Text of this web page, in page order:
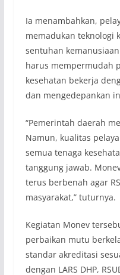
Ia menambahkan,
memadukan teknologi
sentuhan
harus mempermudah
kesehatan bekerja
dan mengedepankan
“Pemerintah daerah
Namun, kualitas
semua tenaga
tanggung jawab.
terus berbenah agar
masyarakat,” tuturnya.
Kegiatan Monev
perbaikan mutu
standar akreditasi
dengan LARS DHP,